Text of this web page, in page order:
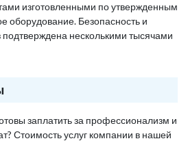
изготовленными по утвержденным
оборудование. Безопасность и
несколькими тысячами
заплатить за профессионализм и
Стоимость услуг компании в нашей